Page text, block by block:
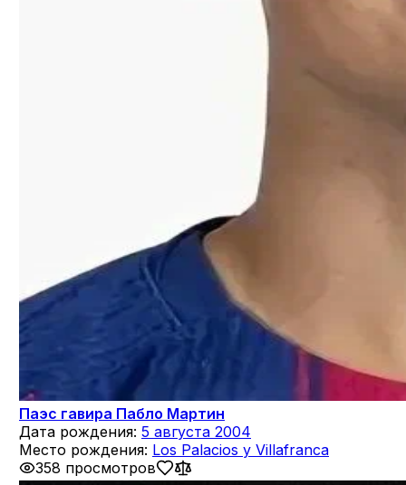
Паэс гавира Пабло Мартин
Дата рождения: 5 августа 2004
Место рождения: Los Palacios y Villafranca
358 просмотров